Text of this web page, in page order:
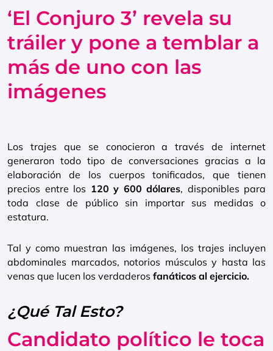
‘El Conjuro 3’ revela su
tráiler y pone a temblar a
más de uno con las
imágenes
Los trajes que se conocieron a través de internet
generaron todo tipo de conversaciones gracias a la
elaboración de los cuerpos tonificados, que tienen
precios entre los 120 y 600 dólares, disponibles para
toda clase de público sin importar sus medidas o
estatura.
Tal y como muestran las imágenes, los trajes incluyen
abdominales marcados, notorios músculos y hasta las
venas que lucen los verdaderos fanáticos al ejercicio.
¿Qué Tal Esto?
Candidato político le toca